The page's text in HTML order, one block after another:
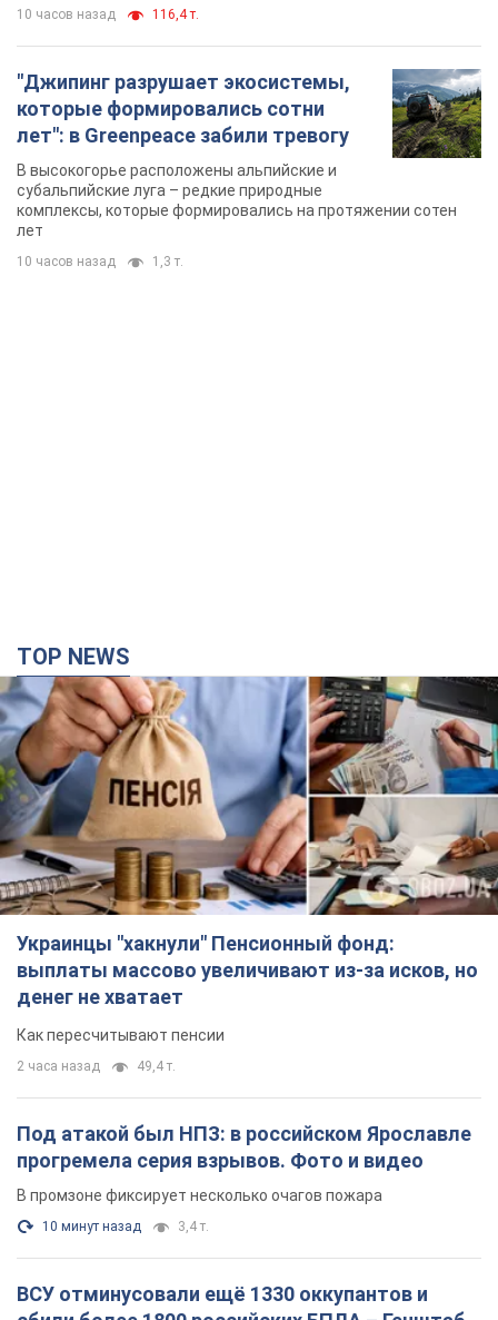
10 часов назад 116,4 т.
"Джипинг разрушает экосистемы,
которые формировались сотни
лет": в Greenpeace забили тревогу
В высокогорье расположены альпийские и
субальпийские луга – редкие природные
комплексы, которые формировались на протяжении сотен
лет
10 часов назад 1,3 т.
TOP NEWS
Украинцы "хакнули" Пенсионный фонд:
выплаты массово увеличивают из-за исков, но
денег не хватает
Как пересчитывают пенсии
2 часа назад 49,4 т.
Под атакой был НПЗ: в российском Ярославле
прогремела серия взрывов. Фото и видео
В промзоне фиксирует несколько очагов пожара
10 минут назад 3,4 т.
ВСУ отминусовали ещё 1330 оккупантов и